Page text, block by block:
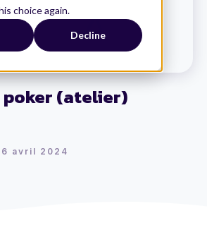
choice again.
Decline
(atelier)
avril 2024